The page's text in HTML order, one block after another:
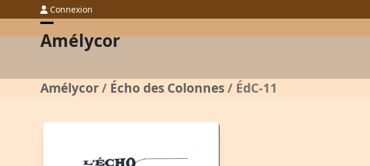
to
content
Connexion
Amélycor
Open
menu
Close
menu
Amélycor/ Écho des Colonnes/ ÉdC-11